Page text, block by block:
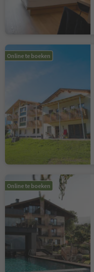
Online te boeken
Online te boeken